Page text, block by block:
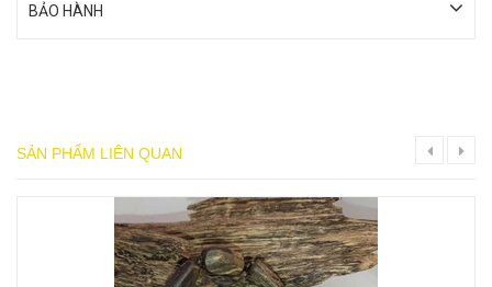
BẢO HÀNH
SẢN PHẨM LIÊN QUAN